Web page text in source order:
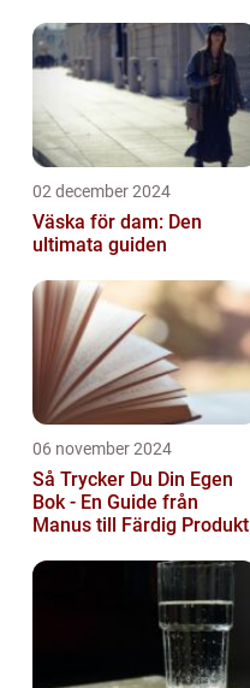
02 december 2024
Väska för dam: Den
ultimata guiden
06 november 2024
Så Trycker Du Din Egen
Bok - En Guide från
Manus till Färdig Produkt